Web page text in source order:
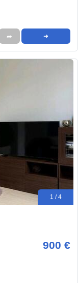
➦ ➜
1 / 4
900 €